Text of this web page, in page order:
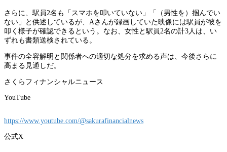
さらに、駅員2名も「スマホを叩いていない」「（男性を）掴んでい
ない」と供述しているが、Aさんが録画していた映像には駅員が彼を
叩く様子が確認できるという。なお、女性と駅員2名の計3人は、い
ずれも書類送検されている。
事件の全容解明と関係者への適切な処分を求める声は、今後さらに
高まる見通しだ。
さくらフィナンシャルニュース
YouTube
https://www.youtube.com/@sakurafinancialnews
公式X